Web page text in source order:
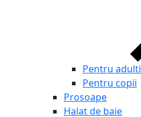
Pentru adulti
Pentru copii
Prosoape
Halat de baie